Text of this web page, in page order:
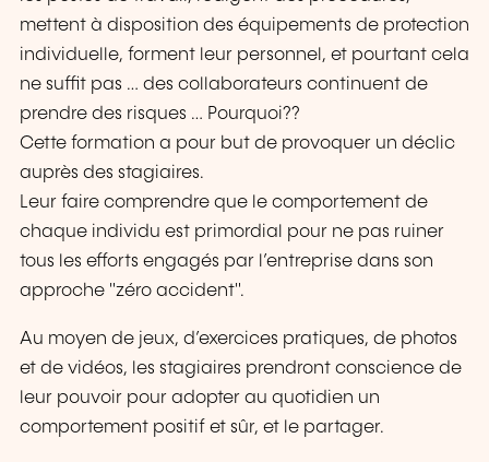
mettent à disposition des équipements de protection
individuelle, forment leur personnel, et pourtant cela
ne suffit pas … des collaborateurs continuent de
prendre des risques … Pourquoi??
Cette formation a pour but de provoquer un déclic
auprès des stagiaires.
Leur faire comprendre que le comportement de
chaque individu est primordial pour ne pas ruiner
tous les efforts engagés par l’entreprise dans son
approche "zéro accident".
Au moyen de jeux, d’exercices pratiques, de photos
et de vidéos, les stagiaires prendront conscience de
leur pouvoir pour adopter au quotidien un
comportement positif et sûr, et le partager.